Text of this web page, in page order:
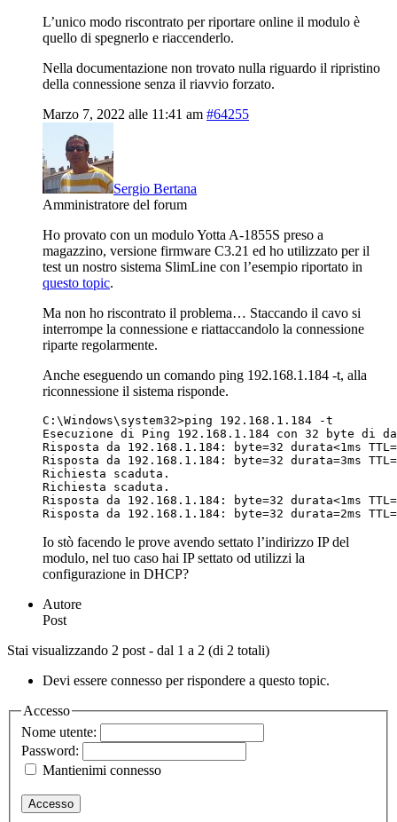
L’unico modo riscontrato per riportare online il modulo è
quello di spegnerlo e riaccenderlo.
Nella documentazione non trovato nulla riguardo il ripristino
della connessione senza il riavvio forzato.
Marzo 7, 2022 alle 11:41 am #64255
Sergio Bertana
Amministratore del forum
Ho provato con un modulo Yotta A-1855S preso a
magazzino, versione firmware C3.21 ed ho utilizzato per il
test un nostro sistema SlimLine con l’esempio riportato in
questo topic.
Ma non ho riscontrato il problema… Staccando il cavo si
interrompe la connessione e riattaccandolo la connessione
riparte regolarmente.
Anche eseguendo un comando ping 192.168.1.184 -t, alla
riconnessione il sistema risponde.
C:\Windows\system32>ping 192.168.1.184 -t
Esecuzione di Ping 192.168.1.184 con 32 byte di
Risposta da 192.168.1.184: byte=32 durata<1ms
Risposta da 192.168.1.184: byte=32 durata=3ms
Richiesta scaduta.
Richiesta scaduta.
Risposta da 192.168.1.184: byte=32 durata<1ms
Risposta da 192.168.1.184: byte=32 durata=2ms
Io stò facendo le prove avendo settato l’indirizzo IP del
modulo, nel tuo caso hai IP settato od utilizzi la
configurazione in DHCP?
Autore
Post
Stai visualizzando 2 post - dal 1 a 2 (di 2 totali)
Devi essere connesso per rispondere a questo topic.
Accesso
Nome utente:
Password:
Mantienimi connesso
Accesso